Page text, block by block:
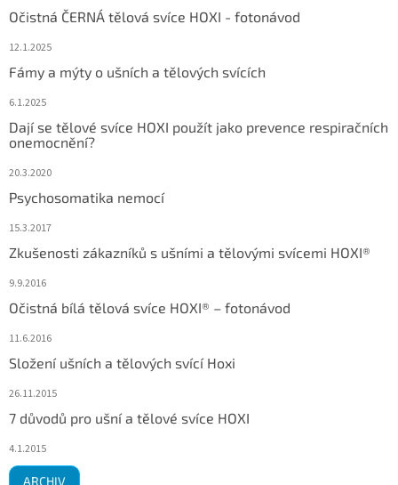
Očistná ČERNÁ tělová svíce HOXI - fotonávod
12.1.2025
Fámy a mýty o ušních a tělových svících
6.1.2025
Dají se tělové svíce HOXI použít jako prevence respiračních
onemocnění?
20.3.2020
Psychosomatika nemocí
15.3.2017
Zkušenosti zákazníků s ušními a tělovými svícemi HOXI®
9.9.2016
Očistná bílá tělová svíce HOXI® – fotonávod
11.6.2016
Složení ušních a tělových svící Hoxi
26.11.2015
7 důvodů pro ušní a tělové svíce HOXI
4.1.2015
ARCHIV